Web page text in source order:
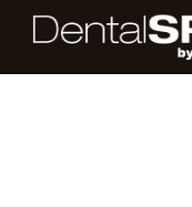
Skip